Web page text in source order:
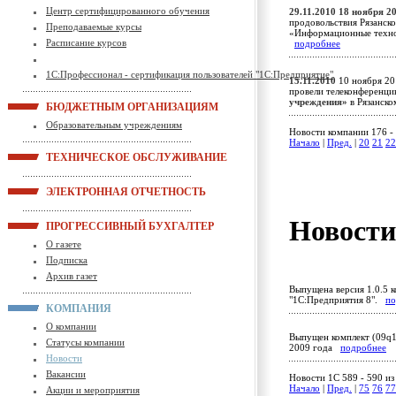
Центр сертифицированного обучения
Преподаваемые курсы
Расписание курсов
1С:Профессионал - сертификация пользователей "1С:Предприятие"
БЮДЖЕТНЫМ ОРГАНИЗАЦИЯМ
Образовательным учреждениям
ТЕХНИЧЕСКОЕ ОБСЛУЖИВАНИЕ
ЭЛЕКТРОННАЯ ОТЧЕТНОСТЬ
ПРОГРЕССИВНЫЙ БУХГАЛТЕР
О газете
Подписка
Архив газет
КОМПАНИЯ
О компании
Статусы компании
Новости
Вакансии
Акции и мероприятия
29.11.2010 18 ноября
продовольствия
«Информационные
подробнее
15.11.2010 10 ноября
провели
учреждения» в
Новости компании 176 -
Начало
Пред. 20 21 22
Выпущена версия 1.0.5
"1С:Предприятия 8".
Выпущен комплект
2009 года подробнее
Новости 1C 589 - 590
Начало
Пред. 75 76 77